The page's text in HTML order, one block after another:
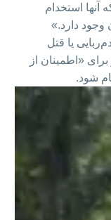
استخدام
وجود دارد.»
یا قتل
«اطمینان از
شود.